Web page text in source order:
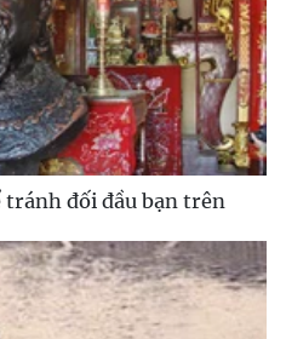
tránh đối đầu bạn trên